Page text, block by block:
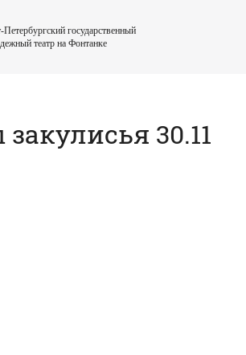
Петербургский государственный
театр на Фонтанке
30.11